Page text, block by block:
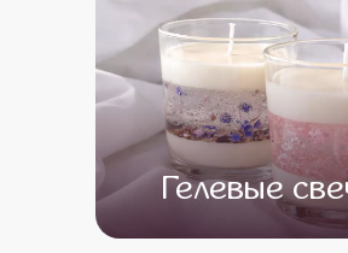
Гелевые